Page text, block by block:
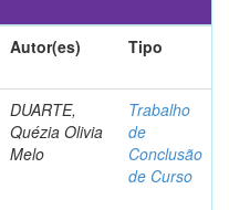
Autor(es) Tipo
DUARTE,
Quézia Olivia
Melo
Trabalho
de
Conclusão
de Curso